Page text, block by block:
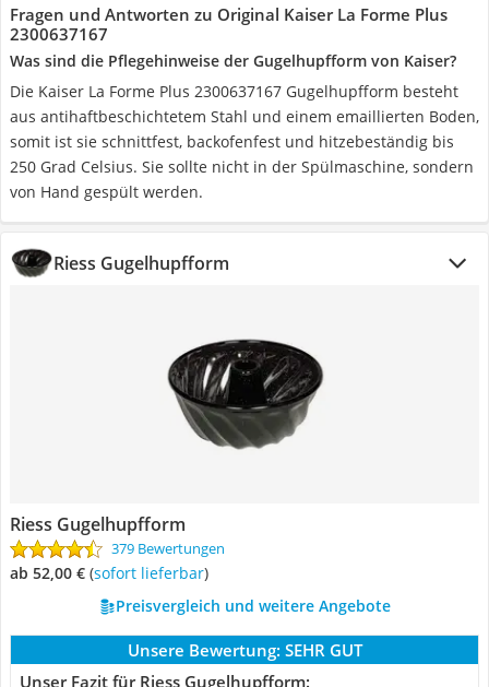
Fragen und Antworten zu Original Kaiser La Forme Plus
2300637167
Was sind die Pflegehinweise der Gugelhupfform von Kaiser?
Die Kaiser La Forme Plus 2300637167 Gugelhupfform besteht
aus antihaftbeschichtetem Stahl und einem emaillierten Boden,
somit ist sie schnittfest, backofenfest und hitzebeständig bis
250 Grad Celsius. Sie sollte nicht in der Spülmaschine, sondern
von Hand gespült werden.
Riess Gugelhupfform
Riess Gugelhupfform
379 Bewertungen
ab 52,00 € ( Sofort lieferbar)
Preisvergleich und weitere Angebote
Unsere Bewertung: SEHR GUT
Unser Fazit für Riess Gugelhupfform: